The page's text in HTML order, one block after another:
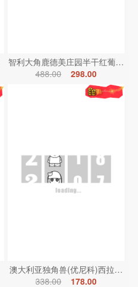
智利大角鹿德美庄园半干红葡萄酒
488.00
298.00
澳大利亚独角兽(优尼科)西拉红葡
338.00
178.00